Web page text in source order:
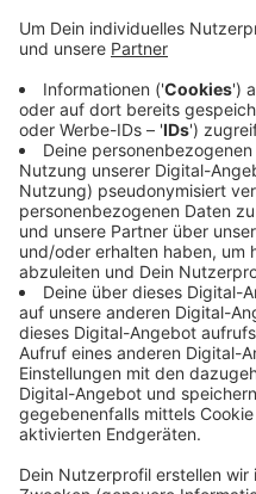
Isla, die mit Intelligenz,
Methoden arbeitet, steht
das Franchise wieder auf
ihre Rolle als
Unterstützt wird sie dabei
Freundin und Stabschefin
mit den Geheimnissen
vertraut ist, sowie von
Tarver) und dem
Ness Gordon (Scott
Spieler.
Streaming-Dienst: Netflix
Anzeige